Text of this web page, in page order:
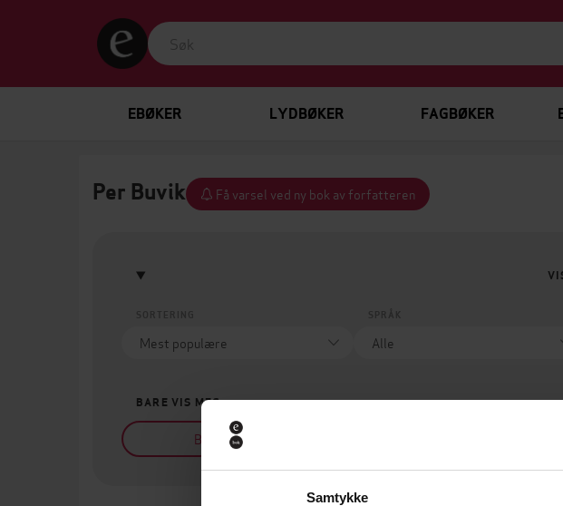
Samtykke
EBØKER LYDBØKER FAGBØKER
Per Buvik Få varsel ved ny bok av forfatteren
BARE VIS MEG
Bøker på tilbud